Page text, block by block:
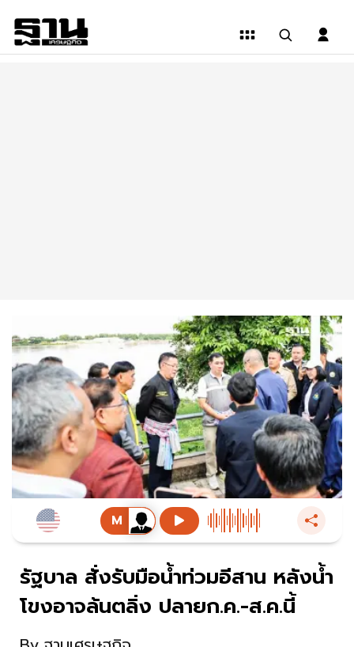
รัฐบาล สั่งรับมือน้ำท่วมอีสาน หลังน้ำ
โขงอาจล้นตลิ่ง ปลายก.ค.-ส.ค.นี้